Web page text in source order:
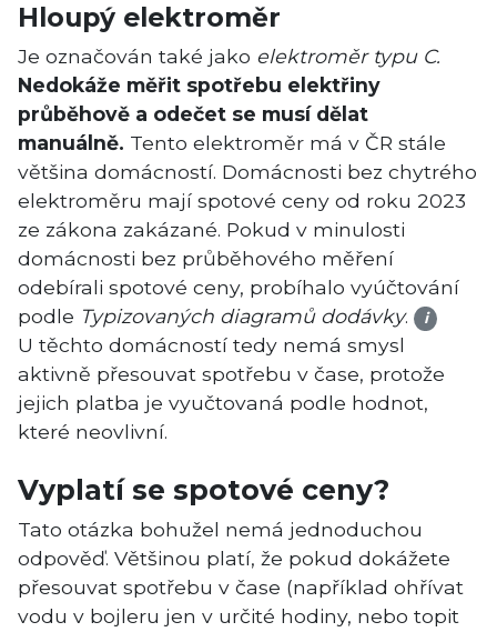
Hloupý elektroměr
Je označován také jako elektroměr typu C.
Nedokáže měřit spotřebu elektřiny
průběhově a odečet se musí dělat
manuálně. Tento elektroměr má v ČR stále
většina domácností. Domácnosti bez chytrého
elektroměru mají spotové ceny od roku 2023
ze zákona zakázané. Pokud v minulosti
domácnosti bez průběhového měření
odebírali spotové ceny, probíhalo vyúčtování
podle Typizovaných diagramů dodávky. i
U těchto domácností tedy nemá smysl
aktivně přesouvat spotřebu v čase, protože
jejich platba je vyučtovaná podle hodnot,
které neovlivní.
Vyplatí se spotové ceny?
Tato otázka bohužel nemá jednoduchou
odpověď. Většinou platí, že pokud dokážete
přesouvat spotřebu v čase (například ohřívat
vodu v bojleru jen v určité hodiny, nebo topit